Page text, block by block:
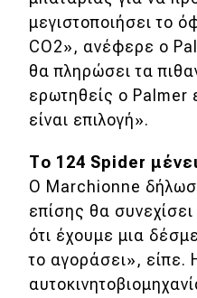
μεγιστοποιήσει το
CO2», ανέφερε ο
θα πληρώσει τα
ερωτηθείς ο Palmer
είναι επιλογή».
Το 124 Spider
Ο Marchionne
επίσης θα
ότι έχουμε μια
το αγοράσει», είπε.